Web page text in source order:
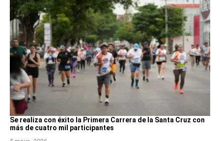
Se realiza con éxito la Primera Carrera de la Santa Cruz con
más de cuatro mil participantes